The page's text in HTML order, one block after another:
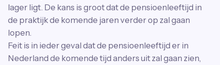
lager ligt. De kans is groot dat de pensioenleeftijd in
de praktijk de komende jaren verder op zal gaan
lopen.
Feit is in ieder geval dat de pensioenleeftijd er in
Nederland de komende tijd anders uit zal gaan zien,